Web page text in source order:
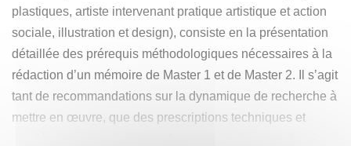
plastiques, artiste intervenant pratique artistique et action
sociale, illustration et design), consiste en la présentation
détaillée des prérequis méthodologiques nécessaires à la
rédaction d’un mémoire de Master 1 et de Master 2. Il s’agit
tant de recommandations sur la dynamique de recherche à
mettre en œuvre, que des prescriptions techniques et